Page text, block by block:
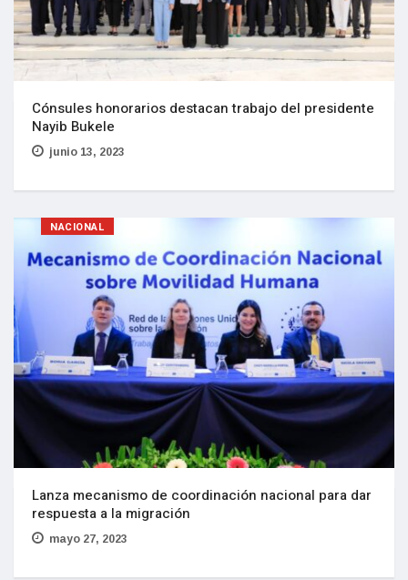
Cónsules honorarios destacan trabajo del presidente
Nayib Bukele
junio 13, 2023
NACIONAL
Lanza mecanismo de coordinación nacional para dar
respuesta a la migración
mayo 27, 2023